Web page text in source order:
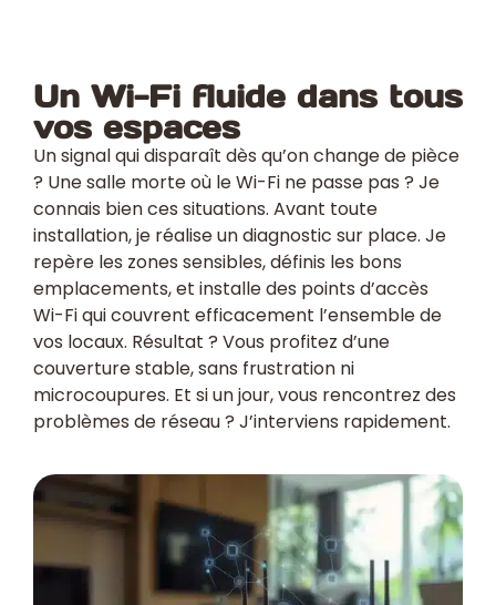
Un Wi-Fi fluide dans tous
vos espaces
Un signal qui disparaît dès qu’on change de pièce
? Une salle morte où le Wi-Fi ne passe pas ? Je
connais bien ces situations. Avant toute
installation, je réalise un diagnostic sur place. Je
repère les zones sensibles, définis les bons
emplacements, et installe des points d’accès
Wi-Fi qui couvrent efficacement l’ensemble de
vos locaux. Résultat ? Vous profitez d’une
couverture stable, sans frustration ni
microcoupures. Et si un jour, vous rencontrez des
problèmes de réseau ? J’interviens rapidement.